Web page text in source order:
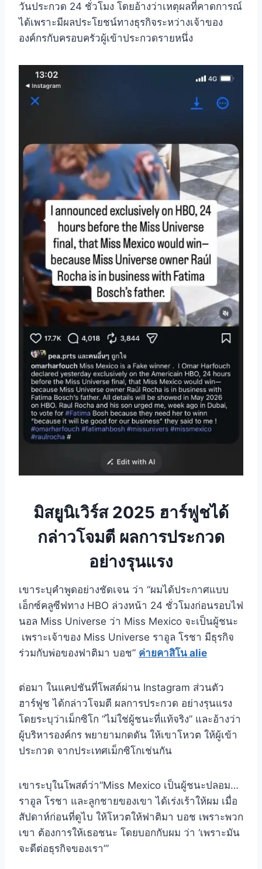
วันประกวด 24 ชั่วโมง โดยอ้างว่าเหตุผลที่คาดการณ์
ได้เพราะมีผลประโยชน์ทางธุรกิจระหว่างเจ้าของ
องค์กรกับครอบครัวผู้เข้าประกวดรายหนึ่ง
มิสยูนิเวิร์ส 2025 ฮาร์ฟูชได้
กล่าวโจมตี ผลการประกวด
อย่างรุนแรง
เขาระบุคำพูดอย่างชัดเจน ว่า “ผมได้ประกาศแบบ
เอ็กซ์คลูซีฟทาง HBO ล่วงหน้า 24 ชั่วโมงก่อนรอบไฟ
นอล Miss Universe ว่า Miss Mexico จะเป็นผู้ชนะ
เพราะเจ้าของ Miss Universe ราอูล โรชา มีธุรกิจ
ร่วมกับพ่อของฟาติมา บอช” ค่ายคาสิโน alie
ต่อมา ในแคปชันที่โพสต์ผ่าน Instagram ส่วนตัว
ฮาร์ฟูช ได้กล่าวโจมตี ผลการประกวด อย่างรุนแรง
โดยระบุว่าเม็กซิโก “ไม่ใช่ผู้ชนะที่แท้จริง” และอ้างว่า
ผู้บริหารองค์กร พยายามกดดัน ให้เขาโหวต ให้ผู้เข้า
ประกวด จากประเทศเม็กซิโกเช่นกัน
เขาระบุในโพสต์ว่า“Miss Mexico เป็นผู้ชนะปลอม…
ราอูล โรชา และลูกชายของเขา ได้เร่งเร้าให้ผม เมื่อ
สัปดาห์ก่อนที่ดูไบ ให้โหวตให้ฟาติมา บอช เพราะพวก
เขา ต้องการให้เธอชนะ โดยบอกกับผม ว่า ‘เพราะมัน
จะดีต่อธุรกิจของเรา’”